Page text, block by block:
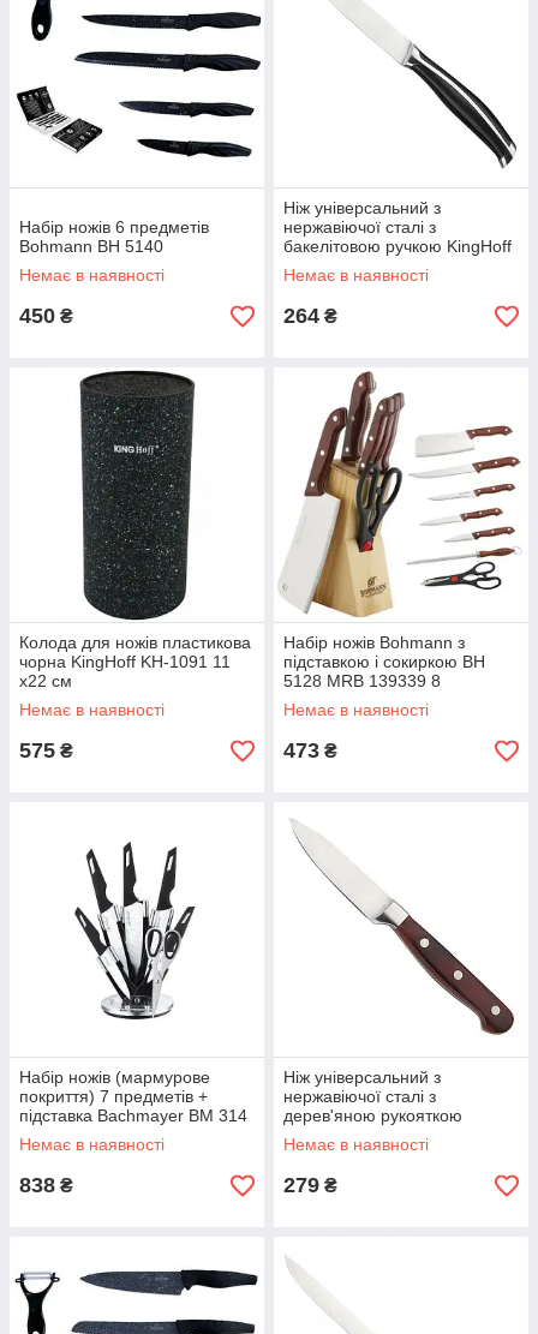
Набір ножів 6 предметів
Bohmann BH 5140
Немає в наявності
450 ₴
Ніж універсальний з
нержавіючої сталі з
бакелітовою ручкою KingHoff
KH-3427 12 см
Немає в наявності
264 ₴
Колода для ножів пластикова
чорна KingHoff KH-1091 11
х22 см
Немає в наявності
575 ₴
Набір ножів Bohmann з
підставкою і сокиркою BH
5128 MRB 139339 8
предметів
Немає в наявності
473 ₴
Набір ножів (мармурове
покриття) 7 предметів +
підставка Bachmayer BM 314
Немає в наявності
838 ₴
Ніж універсальний з
нержавіючої сталі з
дерев'яною рукояткою
KingHoff KH-3436 8 см
Немає в наявності
279 ₴